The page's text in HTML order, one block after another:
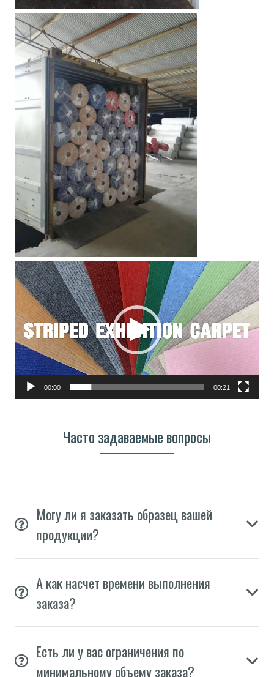
Видеоплеер
00:00 00:21
Часто задаваемые вопросы
Могу ли я заказать образец вашей
продукции?
А как насчет времени выполнения
заказа?
Есть ли у вас ограничения по
минимальному объему заказа?